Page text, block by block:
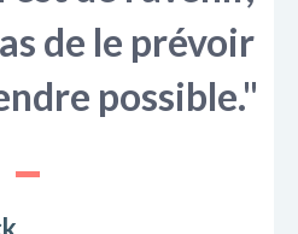
de le prévoir
possible."